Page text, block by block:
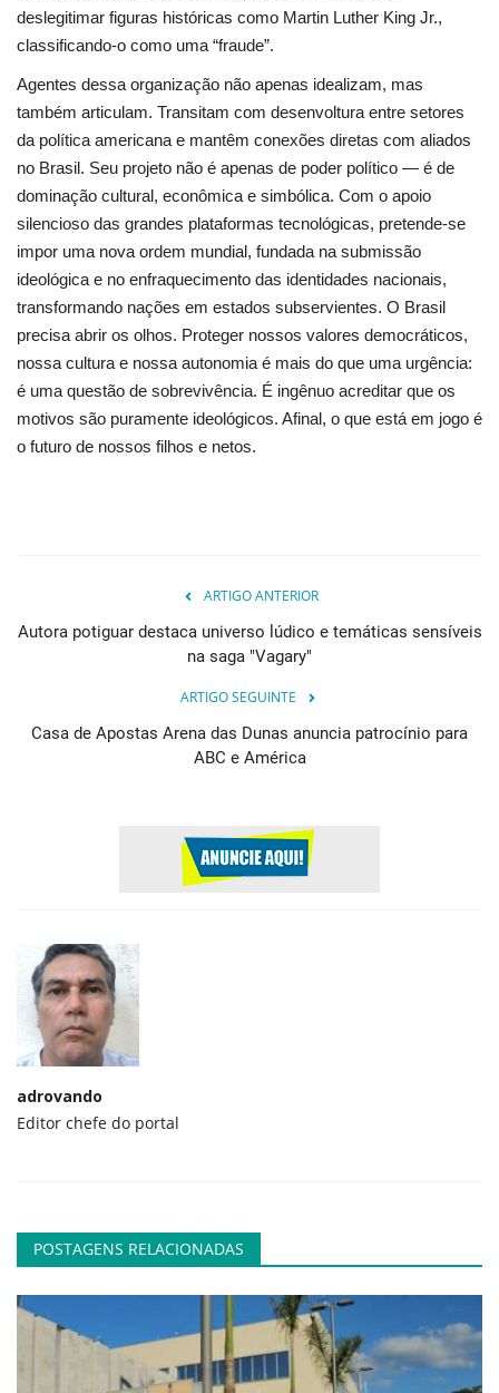
deslegitimar figuras históricas como Martin Luther King Jr.,
classificando-o como uma “fraude”.
Agentes dessa organização não apenas idealizam, mas
também articulam. Transitam com desenvoltura entre setores
da política americana e mantêm conexões diretas com aliados
no Brasil. Seu projeto não é apenas de poder político — é de
dominação cultural, econômica e simbólica. Com o apoio
silencioso das grandes plataformas tecnológicas, pretende-se
impor uma nova ordem mundial, fundada na submissão
ideológica e no enfraquecimento das identidades nacionais,
transformando nações em estados subservientes. O Brasil
precisa abrir os olhos. Proteger nossos valores democráticos,
nossa cultura e nossa autonomia é mais do que uma urgência:
é uma questão de sobrevivência. É ingênuo acreditar que os
motivos são puramente ideológicos. Afinal, o que está em jogo é
o futuro de nossos filhos e netos.
ARTIGO ANTERIOR
Autora potiguar destaca universo lúdico e temáticas sensíveis
na saga "Vagary"
ARTIGO SEGUINTE
Casa de Apostas Arena das Dunas anuncia patrocínio para
ABC e América
adrovando
Editor chefe do portal
POSTAGENS RELACIONADAS